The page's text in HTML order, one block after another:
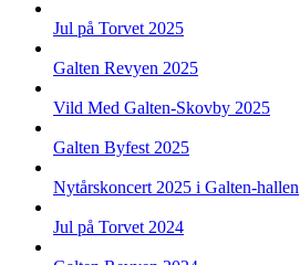
Jul på Torvet 2025
Galten Revyen 2025
Vild Med Galten-Skovby 2025
Galten Byfest 2025
Nytårskoncert 2025 i Galten-hallen
Jul på Torvet 2024